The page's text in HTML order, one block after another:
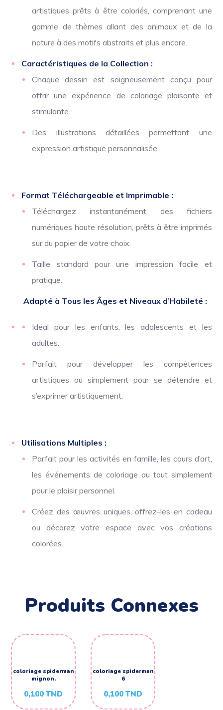
artistiques prêts à être coloriés, comprenant une
gamme de thèmes allant des animaux et de la
nature à des motifs abstraits et plus encore.
Caractéristiques de la Collection :
Chaque dessin est soigneusement conçu pour
offrir une expérience de coloriage plaisante et
stimulante.
Des illustrations détaillées permettant une
expression artistique personnalisée.
Format Téléchargeable et Imprimable :
Téléchargez instantanément des fichiers
numériques haute résolution, prêts à être imprimés
sur du papier de votre choix.
Taille standard pour une impression facile et
pratique.
Adapté à Tous les Âges et Niveaux d’Habileté :
Idéal pour les enfants, les adolescents et les
adultes.
Parfait pour développer les compétences
artistiques ou simplement pour se détendre et
s’exprimer artistiquement.
Utilisations Multiples :
Parfait pour les activités en famille, les cours d’art,
les événements de coloriage ou tout simplement
pour le plaisir personnel.
Créez des œuvres uniques, offrez-les en cadeau
ou décorez votre espace avec vos créations
colorées.
Produits Connexes
coloriage spiderman
mignon.
0,100TND
coloriage spiderman
6
0,100TND